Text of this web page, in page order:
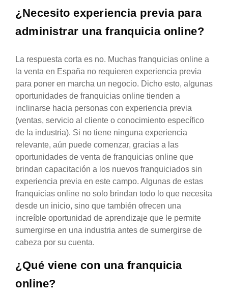
¿Necesito experiencia previa para
administrar una franquicia online?
La respuesta corta es no. Muchas franquicias online a
la venta en España no requieren experiencia previa
para poner en marcha un negocio. Dicho esto, algunas
oportunidades de franquicias online tienden a
inclinarse hacia personas con experiencia previa
(ventas, servicio al cliente o conocimiento específico
de la industria). Si no tiene ninguna experiencia
relevante, aún puede comenzar, gracias a las
oportunidades de venta de franquicias online que
brindan capacitación a los nuevos franquiciados sin
experiencia previa en este campo. Algunas de estas
franquicias online no solo brindan todo lo que necesita
desde un inicio, sino que también ofrecen una
increíble oportunidad de aprendizaje que le permite
sumergirse en una industria antes de sumergirse de
cabeza por su cuenta.
¿Qué viene con una franquicia
online?